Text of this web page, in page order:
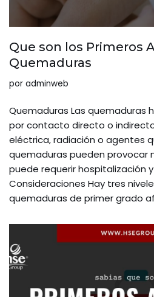
Que son los Primeros
Quemaduras
por adminweb
Quemaduras Las quemaduras
por contacto directo o
eléctrica, radiación o agentes
quemaduras pueden provocar
puede requerir hospitalización
Consideraciones Hay tres
quemaduras de primer grado